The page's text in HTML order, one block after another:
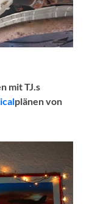
mit TJ.s
plänen von